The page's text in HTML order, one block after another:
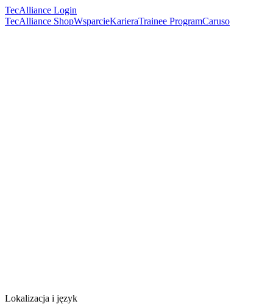
TecAlliance Login
TecAlliance ShopWsparcieKarieraTrainee ProgramCaruso
Lokalizacja i język